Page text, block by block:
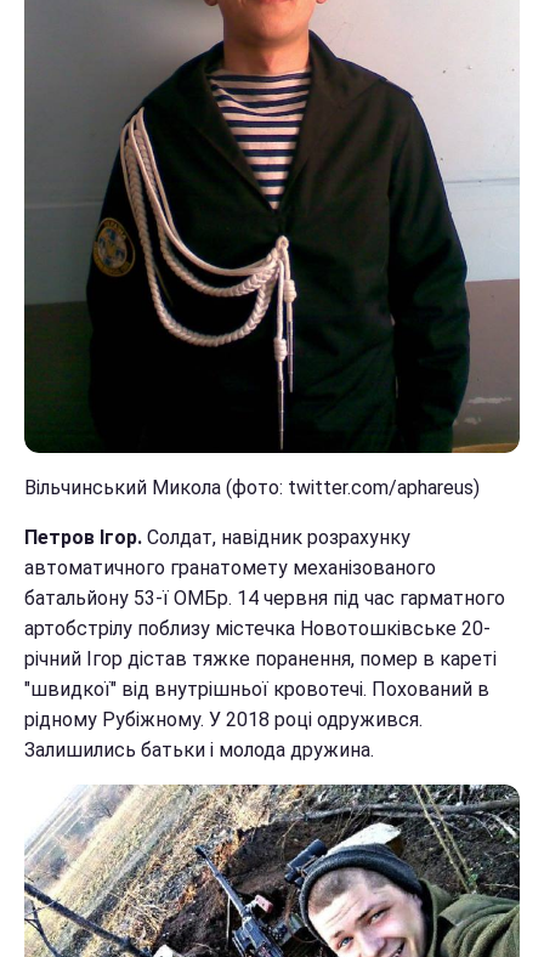
Вільчинський Микола (фото: twitter.com/aphareus)
Петров Ігор. Солдат, навідник розрахунку
автоматичного гранатомету механізованого
батальйону 53-ї ОМБр. 14 червня під час гарматного
артобстрілу поблизу містечка Новотошківське 20-
річний Ігор дістав тяжке поранення, помер в кареті
"швидкої" від внутрішньої кровотечі. Похований в
рідному Рубіжному. У 2018 році одружився.
Залишились батьки і молода дружина.